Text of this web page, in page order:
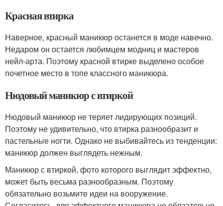
Красная втирка
Наверное, красный маникюр останется в моде навечно.
Недаром он остается любимцем модниц и мастеров
нейл-арта. Поэтому красной втирке выделено особое
почетное место в топе классного маникюра.
Нюдовый маникюр с втиркой
Нюдовый маникюр не теряет лидирующих позиций.
Поэтому не удивительно, что втирка разнообразит и
пастельные ногти. Однако не выбивайтесь из тенденции:
маникюр должен выглядеть нежным.
Маникюр с втиркой, фото которого выглядит эффектно,
может быть весьма разнообразным. Поэтому
обязательно возьмите идеи на вооружение.